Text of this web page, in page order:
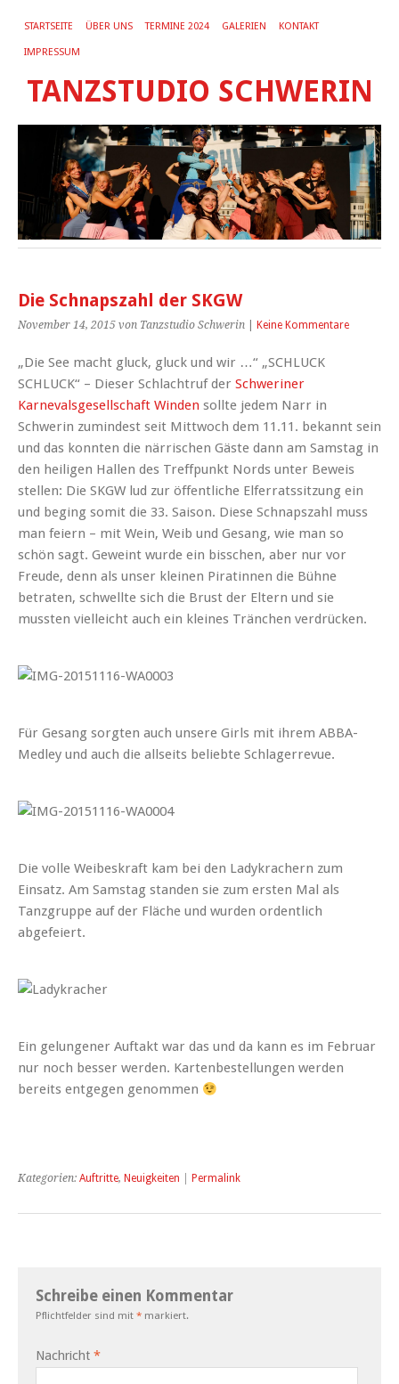
STARTSEITE ÜBER UNS TERMINE 2024 GALERIEN KONTAKT
IMPRESSUM
TANZSTUDIO SCHWERIN
Die Schnapszahl der SKGW
November 14, 2015 von Tanzstudio Schwerin Keine Kommentare
„Die See macht gluck, gluck und wir …“ „SCHLUCK
SCHLUCK“ – Dieser Schlachtruf der Schweriner
Karnevalsgesellschaft Winden sollte jedem Narr in
Schwerin zumindest seit Mittwoch dem 11.11. bekannt sein
und das konnten die närrischen Gäste dann am Samstag in
den heiligen Hallen des Treffpunkt Nords unter Beweis
stellen: Die SKGW lud zur öffentliche Elferratssitzung ein
und beging somit die 33. Saison. Diese Schnapszahl muss
man feiern – mit Wein, Weib und Gesang, wie man so
schön sagt. Geweint wurde ein bisschen, aber nur vor
Freude, denn als unser kleinen Piratinnen die Bühne
betraten, schwellte sich die Brust der Eltern und sie
mussten vielleicht auch ein kleines Tränchen verdrücken.
Für Gesang sorgten auch unsere Girls mit ihrem ABBA-
Medley und auch die allseits beliebte Schlagerrevue.
Die volle Weibeskraft kam bei den Ladykrachern zum
Einsatz. Am Samstag standen sie zum ersten Mal als
Tanzgruppe auf der Fläche und wurden ordentlich
abgefeiert.
Ein gelungener Auftakt war das und da kann es im Februar
nur noch besser werden. Kartenbestellungen werden
bereits entgegen genommen
Kategorien: Auftritte, Neuigkeiten Permalink
Schreibe einen Kommentar
Pflichtfelder sind mit * markiert.
Nachricht *